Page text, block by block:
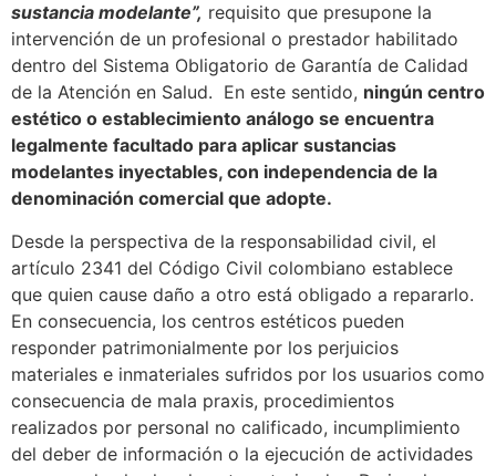
sustancia modelante”, requisito que presupone la
intervención de un profesional o prestador habilitado
dentro del Sistema Obligatorio de Garantía de Calidad
de la Atención en Salud. En este sentido, ningún centro
estético o establecimiento análogo se encuentra
legalmente facultado para aplicar sustancias
modelantes inyectables, con independencia de la
denominación comercial que adopte.
Desde la perspectiva de la responsabilidad civil, el
artículo 2341 del Código Civil colombiano establece
que quien cause daño a otro está obligado a repararlo.
En consecuencia, los centros estéticos pueden
responder patrimonialmente por los perjuicios
materiales e inmateriales sufridos por los usuarios como
consecuencia de mala praxis, procedimientos
realizados por personal no calificado, incumplimiento
del deber de información o la ejecución de actividades